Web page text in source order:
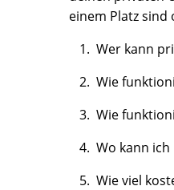
einem Platz sind
Wer kann
Wie
Wie
Wo kann ich
Wie viel